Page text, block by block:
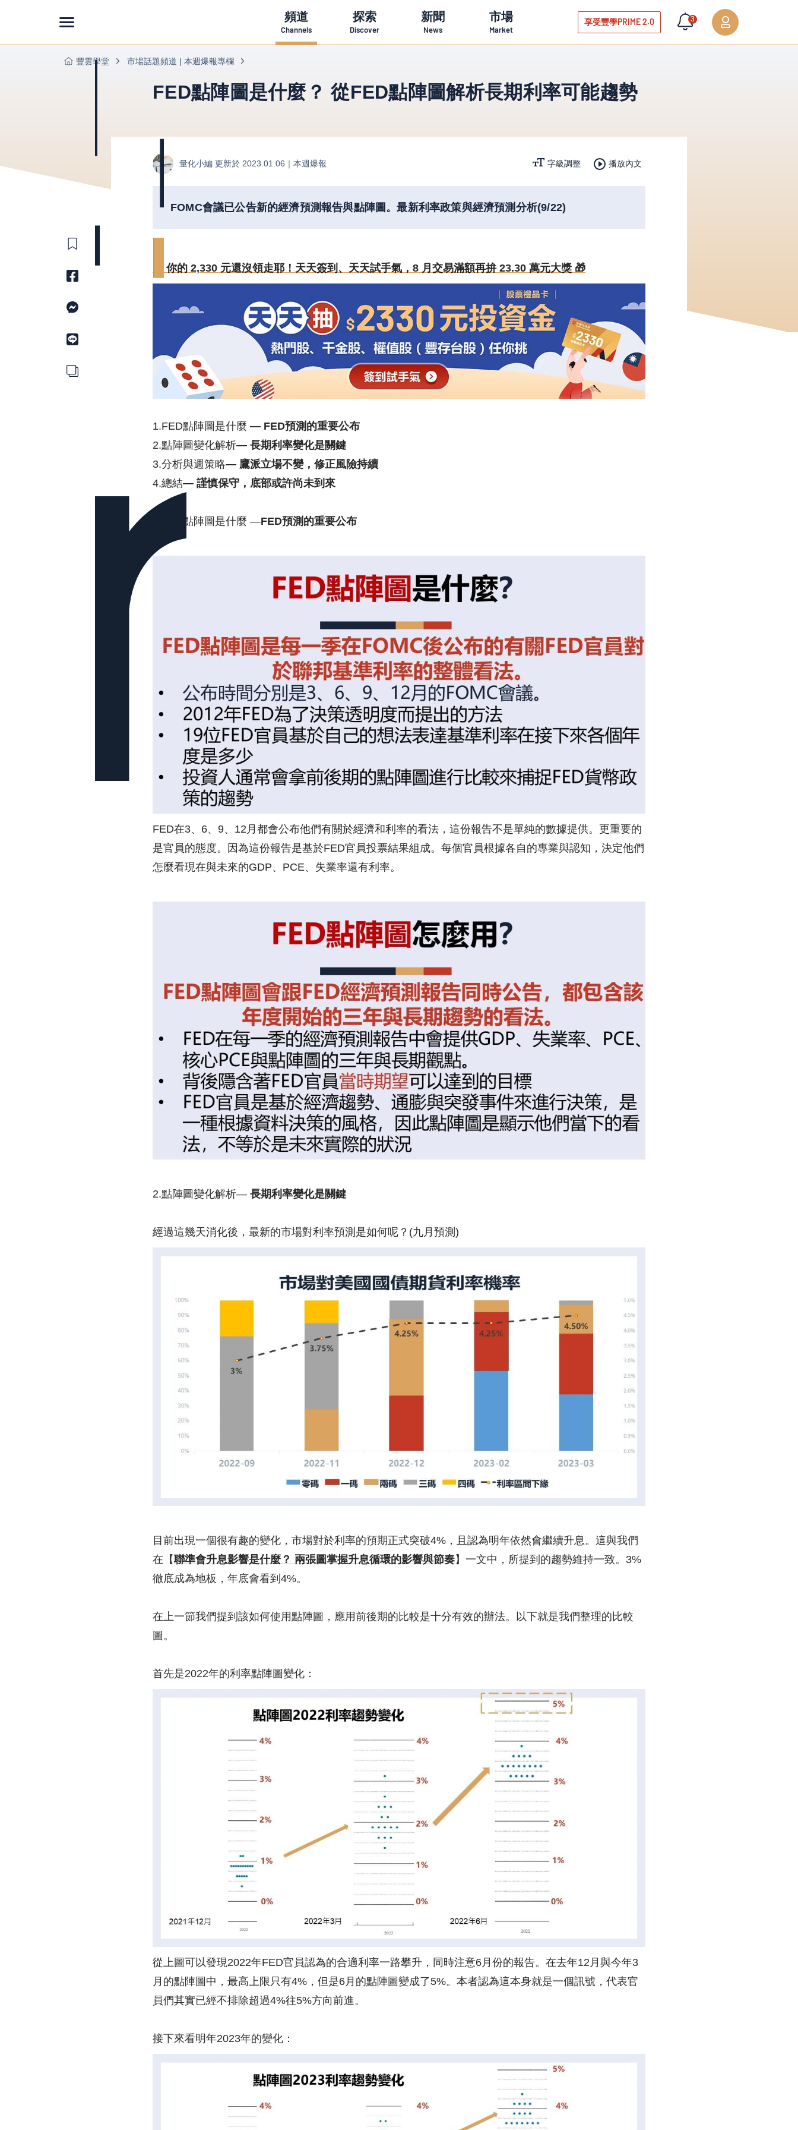
頻道
Channels
探索
Discover
新聞
News
市場
Market
享受豐學PRIME 2.0 3
豐雲學堂 市場話題頻道 | 本週爆報專欄
FED點陣圖是什麼？ 從FED點陣圖解析長期利率可能趨勢
量化小編 更新於 2023.01.06｜ 本週爆報 字級調整 播放內文
FOMC會議已公告新的經濟預測報告與點陣圖。最新利率政策與經濟預測分析(9/22)
🎁 你的 2,330 元還沒領走耶！天天簽到、天天試手氣，8 月交易滿額再拚 23.30 萬元大獎 🎁
1.FED點陣圖是什麼 — FED預測的重要公布
2.點陣圖變化解析— 長期利率變化是關鍵
3.分析與週策略— 鷹派立場不變，修正風險持續
4.總結— 謹慎保守，底部或許尚未到來
1.FED點陣圖是什麼 —FED預測的重要公布
FED在3、6、9、12月都會公布他們有關於經濟和利率的看法，這份報告不是單純的數據提供。更重要的
是官員的態度。因為這份報告是基於FED官員投票結果組成。每個官員根據各自的專業與認知，決定他們
怎麼看現在與未來的GDP、PCE、失業率還有利率。
2.點陣圖變化解析— 長期利率變化是關鍵
經過這幾天消化後，最新的市場對利率預測是如何呢？(九月預測)
目前出現一個很有趣的變化，市場對於利率的預期正式突破4%，且認為明年依然會繼續升息。這與我們
在【聯準會升息影響是什麼？ 兩張圖掌握升息循環的影響與節奏】一文中，所提到的趨勢維持一致。3%
徹底成為地板，年底會看到4%。
在上一節我們提到該如何使用點陣圖，應用前後期的比較是十分有效的辦法。以下就是我們整理的比較
圖。
首先是2022年的利率點陣圖變化：
從上圖可以發現2022年FED官員認為的合適利率一路攀升，同時注意6月份的報告。在去年12月與今年3
月的點陣圖中，最高上限只有4%，但是6月的點陣圖變成了5%。本者認為這本身就是一個訊號，代表官
員們其實已經不排除超過4%往5%方向前進。
接下來看明年2023年的變化：